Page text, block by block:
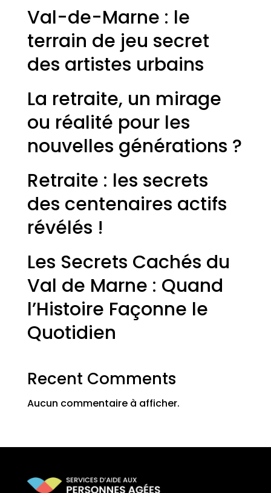
Val-de-Marne : le
terrain de jeu secret
des artistes urbains
La retraite, un mirage
ou réalité pour les
nouvelles générations ?
Retraite : les secrets
des centenaires actifs
révélés !
Les Secrets Cachés du
Val de Marne : Quand
l’Histoire Façonne le
Quotidien
Recent Comments
Aucun commentaire à afficher.